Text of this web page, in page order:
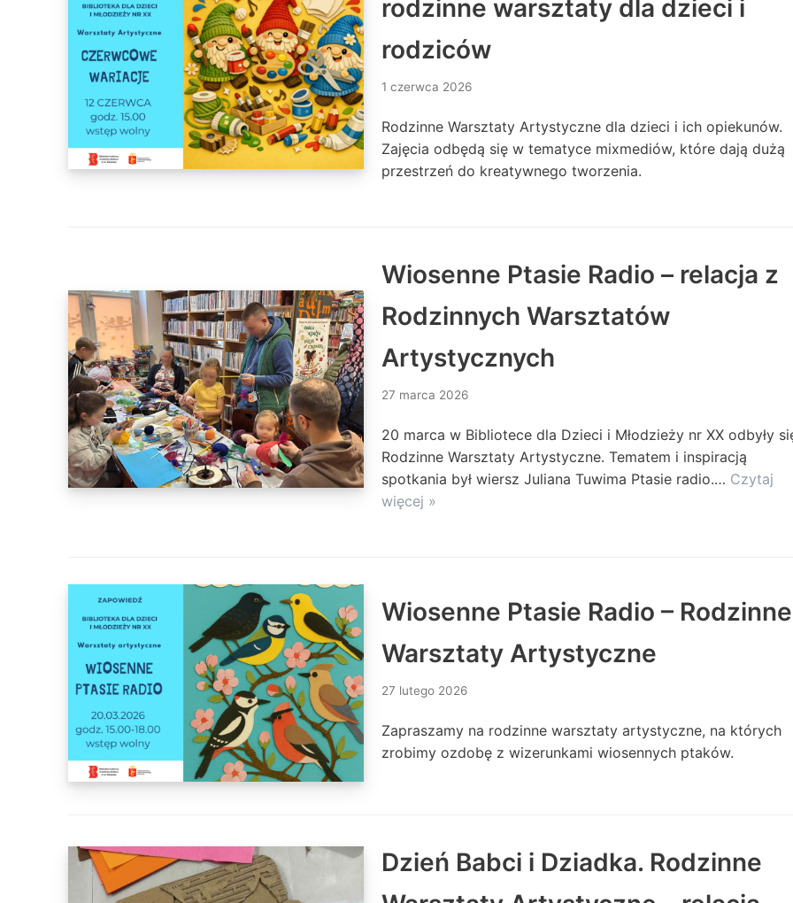
rodzinne warsztaty dla dzieci i
rodziców
1 czerwca 2026
Rodzinne Warsztaty Artystyczne dla dzieci i ich opiekunów.
Zajęcia odbędą się w tematyce mixmediów, które dają dużą
przestrzeń do kreatywnego tworzenia.
Wiosenne Ptasie Radio – relacja z
Rodzinnych Warsztatów
Artystycznych
27 marca 2026
20 marca w Bibliotece dla Dzieci i Młodzieży nr XX odbyły
Rodzinne Warsztaty Artystyczne. Tematem i inspiracją
spotkania był wiersz Juliana Tuwima Ptasie radio.… Czytaj
więcej »
Wiosenne Ptasie Radio – Rodzinne
Warsztaty Artystyczne
27 lutego 2026
Zapraszamy na rodzinne warsztaty artystyczne, na których
zrobimy ozdobę z wizerunkami wiosennych ptaków.
Dzień Babci i Dziadka. Rodzinne